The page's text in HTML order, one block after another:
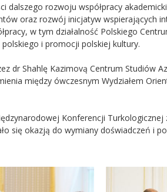
dalszego rozwoju współpracy
oraz rozwój inicjatyw wspierających
w tym działalność Polskiego
i promocji polskiej kultury.
dr Shahlę Kazimovą Centrum Studiów
między ówczesnym Wydziałem
Konferencji
się okazją do wymiany doświadczeń i